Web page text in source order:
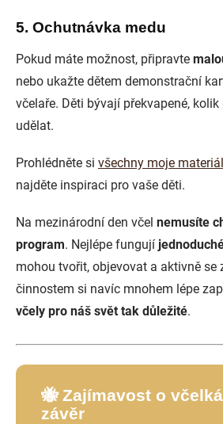
5. Ochutnávka medu
Pokud máte možnost, připravte
nebo ukažte dětem demonstrační
včelaře. Děti bývají překvapené,
udělat.
Prohlédněte si všechny moje
najděte inspiraci pro vaše děti.
Na mezinárodní den včel nemusíte
program. Nejlépe fungují
mohou tvořit, objevovat a aktivně se
činnostem si navíc mnohem lépe
včely pro náš svět tak důležité.
🐝 Zajímavost o
závěr